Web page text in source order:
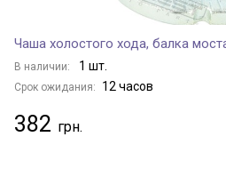
Чаша холостого хода, балка
В наличии: 1 шт.
Срок ожидания: 12 часов
382